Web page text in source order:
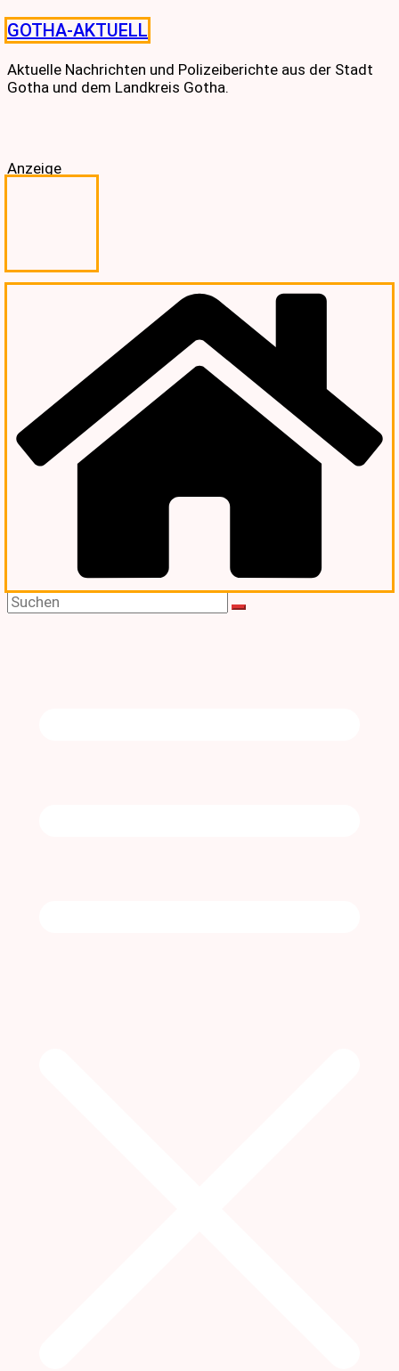
Skip
to
content
GOTHA-AKTUELL
Aktuelle Nachrichten und Polizeiberichte aus der Stadt
Gotha und dem Landkreis Gotha.
Anzeige